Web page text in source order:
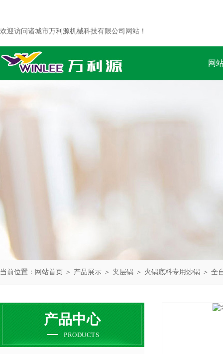
欢迎访问诸城市万利源机械科技有限公司网站！
网
当前位置： 网站首页 ＞ 产品展示 ＞ 夹层锅 ＞ 火锅底料专用炒锅 ＞ 全
产品中心
PRODUCTS